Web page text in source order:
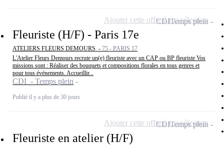
Fleuriste (H/F) - Paris 17e
ATELIERS FLEURS DEMOURS - 75 - PARIS 17
L'Atelier Fleurs Demours recrute un(e) fleuriste avec un CAP ou BP fleuriste Vos
missions sont : Réaliser des bouquets et compositions florales en tous genres et
pour tous événements. Accueillir...
CDI - Temps plein
Publié il y a plus de 30 jours
CDITemps plein
Ajouter cette offre à ma sélection
Fleuriste en atelier (H/F)
CDITemps plein
Ajouter cette offre à ma sélection